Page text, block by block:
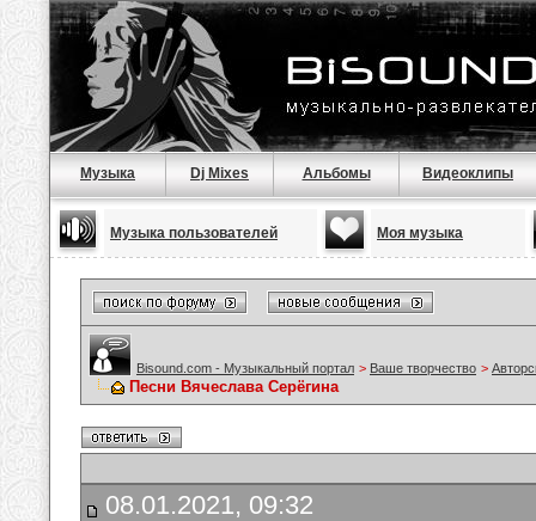
Музыка Dj Mixes Альбомы Видеоклипы
Музыка пользователей Моя музыка
Bisound.com - Музыкальный портал > Ваше творчество >
Песни Вячеслава Серёгина
08.01.2021, 09:32